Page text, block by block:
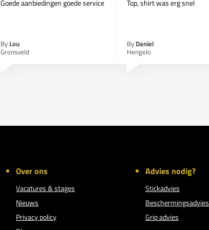
Goede aanbiedingen goede service
By Lou
Gronsveld
Top, shirt was erg snel
By Daniel
Hengelo
Over ons
Vacatures & stages
Nieuws
Privacy policy
Advies nodig?
Stickadvies
Beschermingsadvies
Grip advies